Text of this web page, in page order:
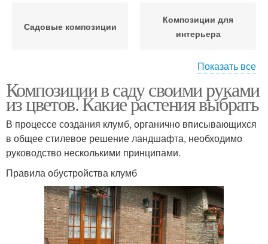
Садовые композиции
Композиции для
интерьера
Композиция из цветов Композиции из цветов
Композиции из
Композиции с
Растения для сада Цвета в саду
Показать все
Композиции в саду своими руками
из цветов. Какие растения выбрать
В процессе создания клумб, органично вписывающихся
в общее стилевое решение ландшафта, необходимо
руководство несколькими принципами.
Правила обустройства клумб